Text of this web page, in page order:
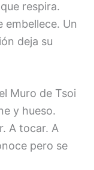
respira.
embellece. Un
deja su
Muro de Tsoi
y hueso.
A tocar. A
pero se